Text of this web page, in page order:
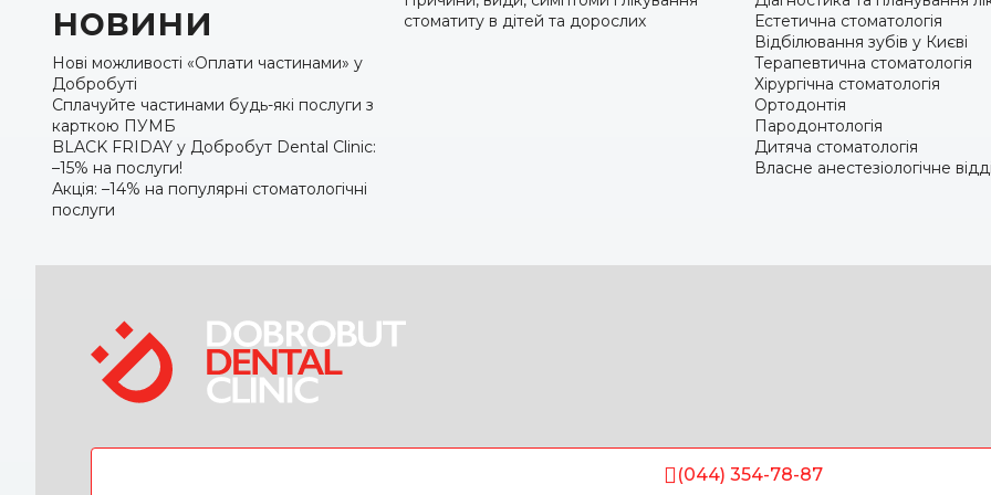
новини
Нові можливості «Оплати частинами» у
Добробуті
Сплачуйте частинами будь-які послуги з
карткою ПУМБ
BLACK FRIDAY у Добробут Dental Clinic:
–15% на послуги!
Акція: –14% на популярні стоматологічні
послуги
стоматиту в дітей та дорослих
Естетична стоматологія
Відбілювання зубів у Києві
Терапевтична стоматологія
Хірургічна стоматологія
Ортодонтія
Пародонтологія
Дитяча стоматологія
Власне анестезіологічне
(044) 354-78-87